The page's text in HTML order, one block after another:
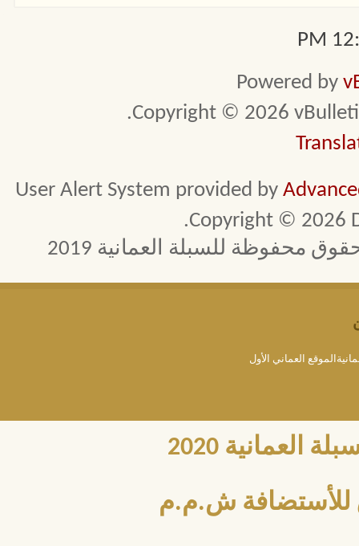
Powered by
Copyright © 2026
User Alert System provided by
Copyright © 2026
محفوظة للسبلة العمانية 2019
العماني الأول
2020
للأستضافة ش.م.م